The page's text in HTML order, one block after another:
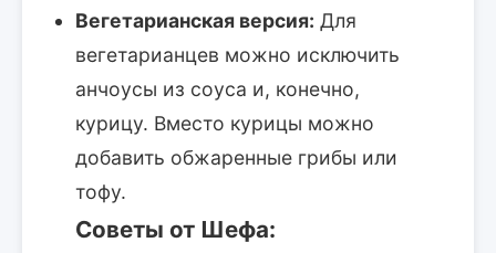
Вегетарианская версия: Для
вегетарианцев можно исключить
анчоусы из соуса и, конечно,
курицу. Вместо курицы можно
добавить обжаренные грибы или
тофу.
Советы от Шефа: